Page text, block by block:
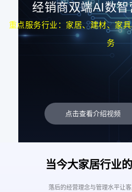
经销商双端AI数
重点服务行业：家居、建材、家
务
点击查看介绍视频
当今大家居行业
落后的经营理念与管理水平让